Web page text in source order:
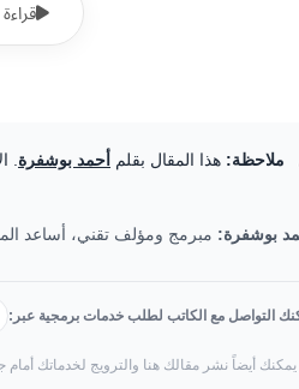
قراءة
ملاحظة: هذا المقال بقلم أحمد بوشفرة .
بوشفرة: مبرمج ومؤلف تقني، أساعد
التواصل مع الكاتب لطلب خدمات برمجية عبر:
يمكنك أيضاً نشر مقالك هنا والترويج لخدماتك